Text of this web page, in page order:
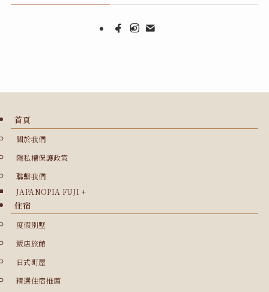
首頁
關於我們
隱私權保護政策
聯繫我們
JAPANOPIA FUJI +
住宿
度假別墅
飯店旅館
日式町屋
精選住宿推薦